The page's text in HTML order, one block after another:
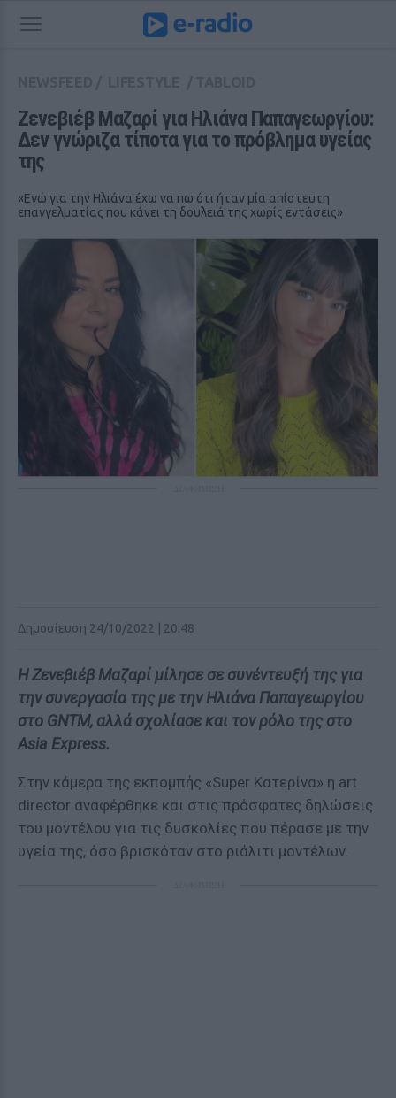
Ζενεβιέβ Μαζαρί για Ηλιάνα Παπαγεωργίου:
Δεν γνώριζα τίποτα για το πρόβλημα υγείας
της
«Εγώ για την Ηλιάνα έχω να πω ότι ήταν μία απίστευτη
επαγγελματίας που κάνει τη δουλειά της χωρίς εντάσεις»
Δημοσίευση 24/10/2022 | 20:48
Η Ζενεβιέβ Μαζαρί μίλησε σε συνέντευξή της για
την συνεργασία της με την Ηλιάνα Παπαγεωργίου
στο GNTM, αλλά σχολίασε και τον ρόλο της στο
Asia Express.
Στην κάμερα της εκπομπής «Super Κατερίνα» η art
director αναφέρθηκε και στις πρόσφατες δηλώσεις
του μοντέλου για τις δυσκολίες που πέρασε με την
υγεία της, όσο βρισκόταν στο ριάλιτι μοντέλων.